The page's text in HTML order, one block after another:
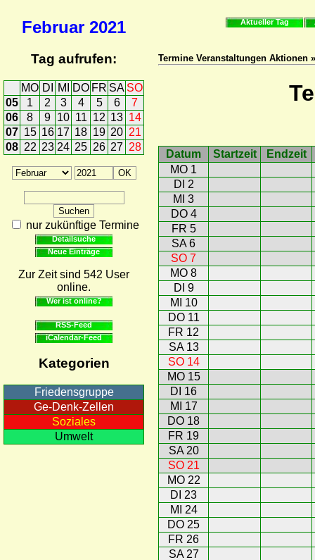
Februar 2021
Tag aufrufen:
MO DI MI DO FR SA SO
05
1 2 3 4 5 6
7
06
8 9 10 11 12 13 14
07 15 16 17 18 19 20 21
08 22 23 24 25 26 27 28
nur zukünftige Termine
Detailsuche
Neue Einträge
Zur Zeit sind 542 User
online.
Wer ist online?
RSS-Feed
iCalendar-Feed
Kategorien
Friedensgruppe
Ge-Denk-Zellen
Soziales
Umwelt
Aktueller Tag
Termine Veranstaltungen Aktionen
Datum Startzeit
Endzeit
MO 1
DI 2
MI 3
DO 4
FR 5
SA 6
SO 7
MO 8
DI 9
MI 10
DO 11
FR 12
SA 13
SO 14
MO 15
DI 16
MI 17
DO 18
FR 19
SA 20
SO 21
MO 22
DI 23
MI 24
DO 25
FR 26
SA 27